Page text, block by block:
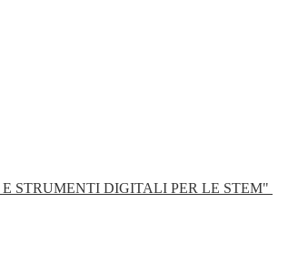
STRUMENTI DIGITALI PER LE STEM"